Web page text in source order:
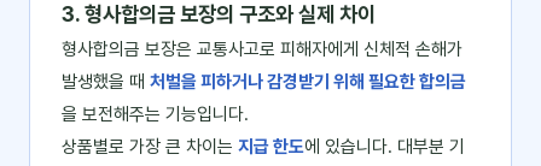
3. 형사합의금 보장의 구조와 실제 차이
형사합의금 보장은 교통사고로 피해자에게 신체적 손해가
발생했을 때 처벌을 피하거나 감경받기 위해 필요한 합의금
을 보전해주는 기능입니다.
상품별로 가장 큰 차이는 지급 한도에 있습니다. 대부분 기